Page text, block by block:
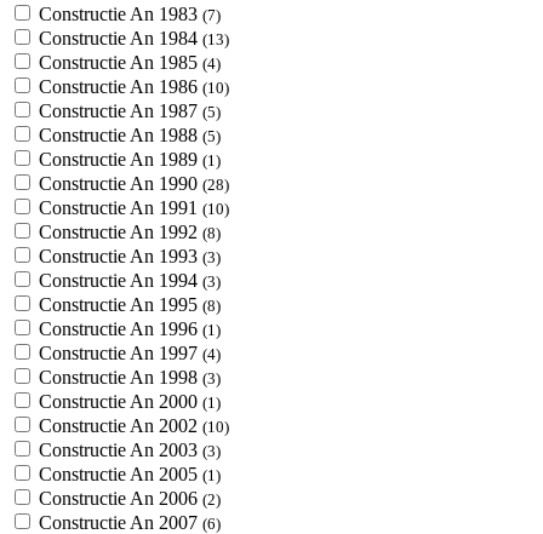
Constructie An 1983 (7)
Constructie An 1984 (13)
Constructie An 1985 (4)
Constructie An 1986 (10)
Constructie An 1987 (5)
Constructie An 1988 (5)
Constructie An 1989 (1)
Constructie An 1990 (28)
Constructie An 1991 (10)
Constructie An 1992 (8)
Constructie An 1993 (3)
Constructie An 1994 (3)
Constructie An 1995 (8)
Constructie An 1996 (1)
Constructie An 1997 (4)
Constructie An 1998 (3)
Constructie An 2000 (1)
Constructie An 2002 (10)
Constructie An 2003 (3)
Constructie An 2005 (1)
Constructie An 2006 (2)
Constructie An 2007 (6)